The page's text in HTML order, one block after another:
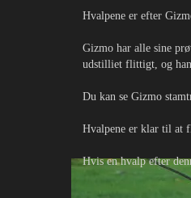
Hvalpene er efter
Gizmo har alle sine
udstilliet flittigt, og han
Du kan se Gizmo
Hvalpene er klar til at
Hvis en hvalp efter